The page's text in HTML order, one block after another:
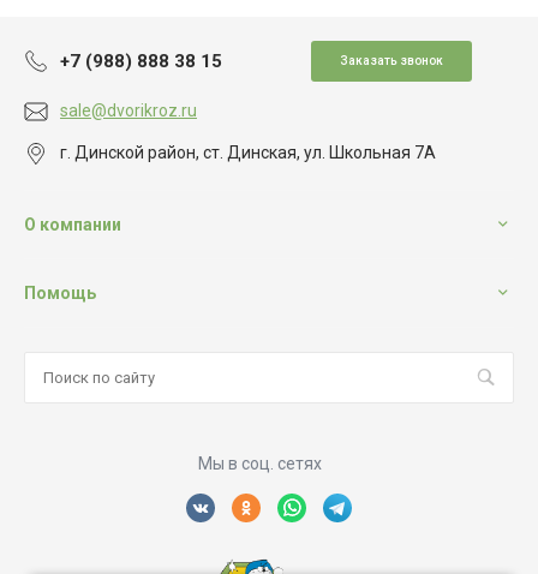
+7 (988) 888 38 15 Заказать звонок
sale@dvorikroz.ru
г. Динской район, ст. Динская, ул. Школьная 7А
О компании
Помощь
Мы в соц. сетях